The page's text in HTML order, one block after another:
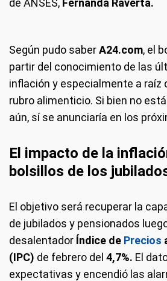
de ANSES, Fernanda Raverta.
Según pudo saberA24.com, el
partir del conocimiento de las
inflación y especialmente a raíz
rubro alimenticio. Si bien no
aún, sí se anunciaría en los
El impacto de la
bolsillos de los
El objetivo será recuperar la
de jubilados y pensionados
desalentador Índice de Precios
(IPC) de febrero del 4,7%. El
expectativas y encendió las